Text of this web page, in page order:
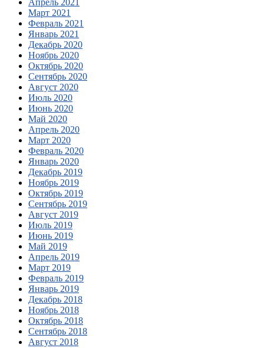
Апрель 2021
Март 2021
Февраль 2021
Январь 2021
Декабрь 2020
Ноябрь 2020
Октябрь 2020
Сентябрь 2020
Август 2020
Июль 2020
Июнь 2020
Май 2020
Апрель 2020
Март 2020
Февраль 2020
Январь 2020
Декабрь 2019
Ноябрь 2019
Октябрь 2019
Сентябрь 2019
Август 2019
Июль 2019
Июнь 2019
Май 2019
Апрель 2019
Март 2019
Февраль 2019
Январь 2019
Декабрь 2018
Ноябрь 2018
Октябрь 2018
Сентябрь 2018
Август 2018